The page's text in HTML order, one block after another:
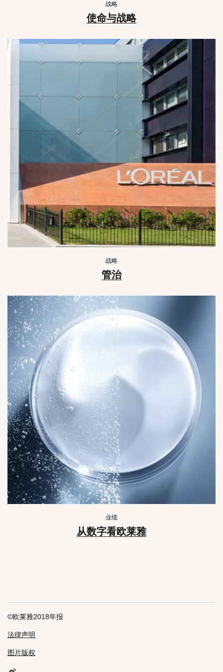
战略
使命与战略
战略
管治
业绩
从数字看欧莱雅
©欧莱雅2018年报
法律声明
图片版权